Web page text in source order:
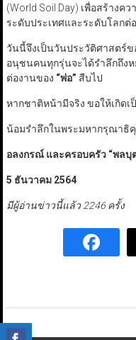
(World Soil Day) เพื่อสร้าง
ระดับประเทศและระดับโลก
วันนี้จึงเป็นวันประวัติศาสตร์
อนุชนคนทุกรุ่นจะได้รำลึกถึงห
ต่องานของ “พ่อ” สืบไป
หากชาติหน้ามีจริง ขอให้เกิดเ
น้อมรำลึกในพระมหากรุณาธิ
อลงกรณ์ และครอบครัว “พลบุ
5 ธันวาคม 2564
มีผู้อ่านข่าวนี้แล้ว 2246 ครั้ง